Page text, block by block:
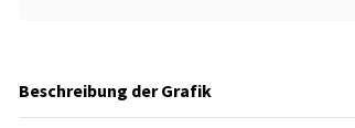
Beschreibung der Grafik